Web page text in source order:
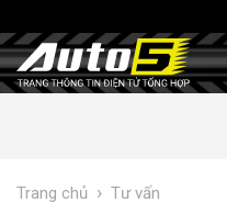
Trang chủ › Tư vấn